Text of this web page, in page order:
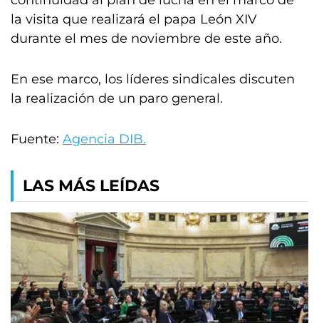
la visita que realizará el papa León XIV
durante el mes de noviembre de este año.
En ese marco, los líderes sindicales discuten
la realización de un paro general.
Fuente: Agencia DIB.
LAS MÁS LEÍDAS